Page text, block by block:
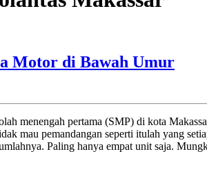
Motor di Bawah Umur
menengah pertama (SMP) di kota
mau pemandangan seperti itulah yang
Paling hanya empat unit saja.